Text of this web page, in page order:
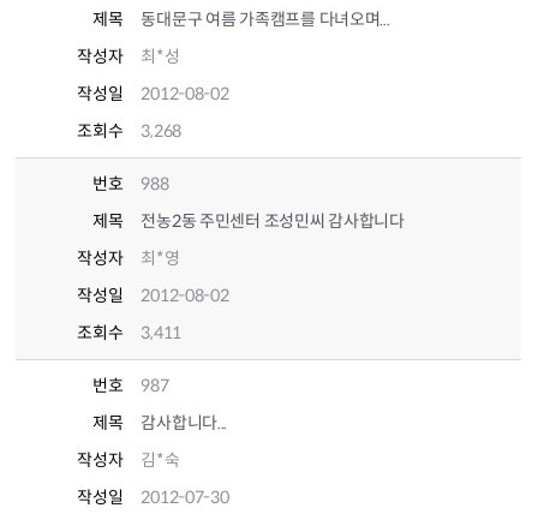
제목
동대문구 여름 가족캠프를 다녀오며...
작성자
최*성
작성일
2012-08-02
조회수
3,268
번호
988
제목
전농2동 주민센터 조성민씨 감사합니다
작성자
최*영
작성일
2012-08-02
조회수
3,411
번호
987
제목
감사합니다...
작성자
김*숙
작성일
2012-07-30